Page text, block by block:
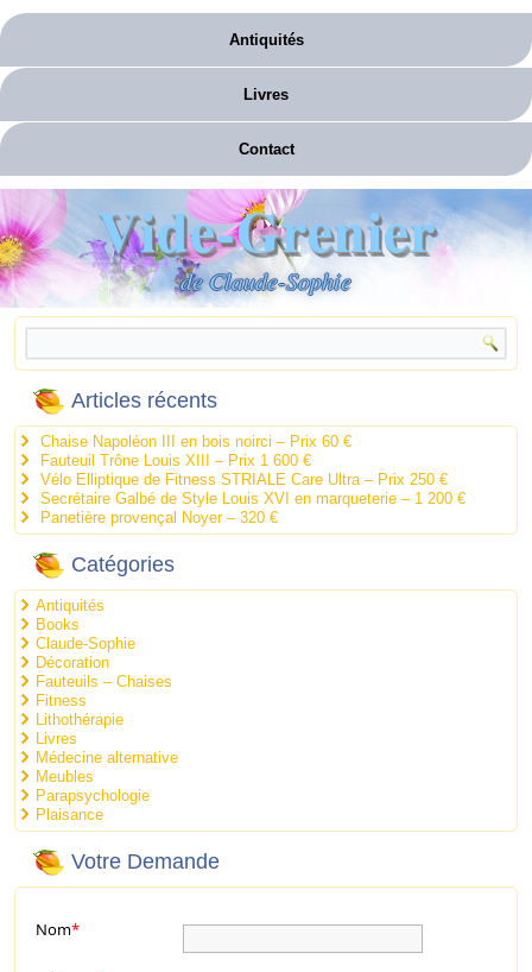
Antiquités
Livres
Contact
Vide-Grenier
de Claude-Sophie
Articles récents
Chaise Napoléon III en bois noirci – Prix 60 €
Fauteuil Trône Louis XIII – Prix 1 600 €
Vélo Elliptique de Fitness STRIALE Care Ultra – Prix 250 €
Secrétaire Galbé de Style Louis XVI en marqueterie – 1 200 €
Panetière provençal Noyer – 320 €
Catégories
Antiquités
Books
Claude-Sophie
Décoration
Fauteuils – Chaises
Fitness
Lithothérapie
Livres
Médecine alternative
Meubles
Parapsychologie
Plaisance
Votre Demande
Nom*